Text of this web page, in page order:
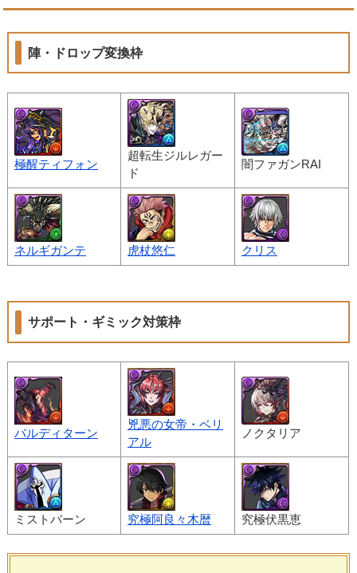
陣・ドロップ変換枠
極醒ティフォン
超転生ジルレガー
ド
闇ファガンRAI
ネルギガンテ 虎杖悠仁 クリス
サポート・ギミック対策枠
バルディターン
兇悪の女帝・ベリ
アル
ノクタリア
ミストバーン 究極阿良々木暦 究極伏黒恵